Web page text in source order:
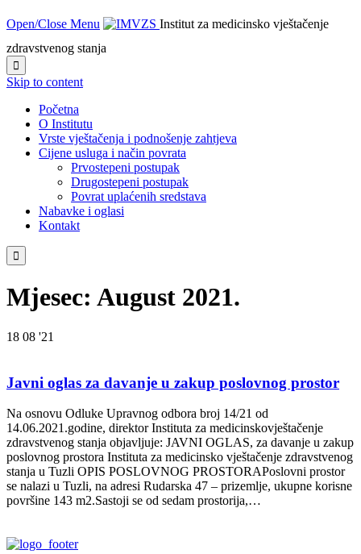
Open/Close Menu
Institut za medicinsko vještačenje
zdravstvenog stanja

Skip to content
Početna
O Institutu
Vrste vještačenja i podnošenje zahtjeva
Cijene usluga i način povrata
Prvostepeni postupak
Drugostepeni postupak
Povrat uplaćenih sredstava
Nabavke i oglasi
Kontakt

Mjesec: August 2021.
18 08 '21
Javni oglas za davanje u zakup poslovnog prostor
Na osnovu Odluke Upravnog odbora broj 14/21 od
14.06.2021.godine, direktor Instituta za medicinskovještačenje
zdravstvenog stanja objavljuje: JAVNI OGLAS, za davanje u zakup
poslovnog prostora Instituta za medicinsko vještačenje zdravstvenog
stanja u Tuzli OPIS POSLOVNOG PROSTORAPoslovni prostor
se nalazi u Tuzli, na adresi Rudarska 47 – prizemlje, ukupne korisne
površine 143 m2.Sastoji se od sedam prostorija,…